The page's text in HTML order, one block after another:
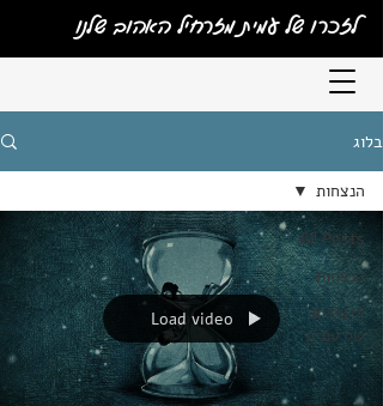
לזכרו של עמית מזרחיל האהוב שלנו
בלוג
All Posts
הנצחות
היצירות
של עמית
הנצחות
Load video